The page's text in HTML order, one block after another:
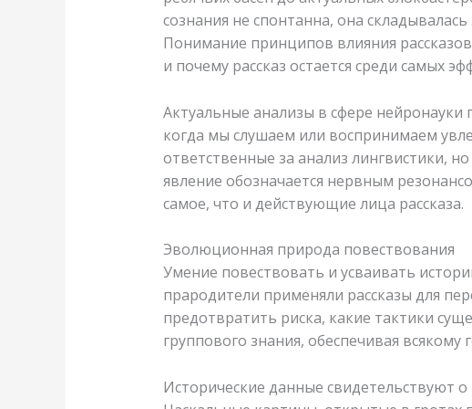
сознания не спонтанна, она
Понимание принципов влияния
и почему рассказ остается среди самых
Актуальные анализы в сфере
когда мы слушаем или воспринимаем
ответственные за анализ лингвистики,
явление обозначается нервным
самое, что и действующие лица рассказа.
Эволюционная природа повествования
Умение повествовать и усваивать
прародители применяли рассказы для
предотвратить риска, какие тактики
группового знания, обеспечивая
Исторические данные свидетельствуют